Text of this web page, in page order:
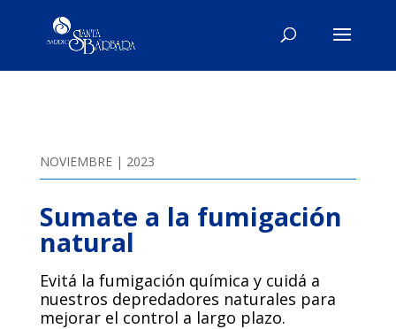
NOVIEMBRE | 2023
Sumate a la fumigación
natural
Evitá la fumigación química y cuidá a
nuestros depredadores naturales para
mejorar el control a largo plazo.